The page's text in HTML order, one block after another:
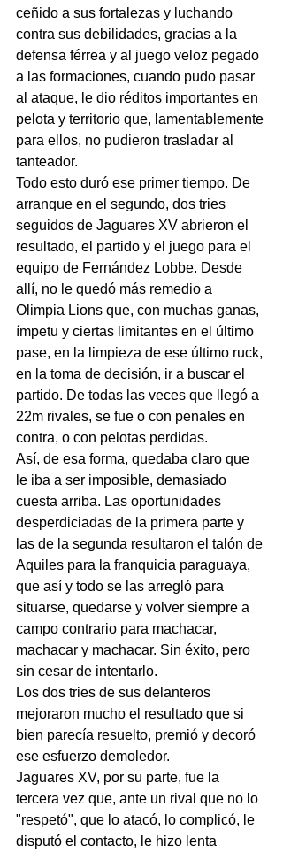
ceñido a sus fortalezas y luchando
contra sus debilidades, gracias a la
defensa férrea y al juego veloz pegado
a las formaciones, cuando pudo pasar
al ataque, le dio réditos importantes en
pelota y territorio que, lamentablemente
para ellos, no pudieron trasladar al
tanteador.
Todo esto duró ese primer tiempo. De
arranque en el segundo, dos tries
seguidos de Jaguares XV abrieron el
resultado, el partido y el juego para el
equipo de Fernández Lobbe. Desde
allí, no le quedó más remedio a
Olimpia Lions que, con muchas ganas,
ímpetu y ciertas limitantes en el último
pase, en la limpieza de ese último ruck,
en la toma de decisión, ir a buscar el
partido. De todas las veces que llegó a
22m rivales, se fue o con penales en
contra, o con pelotas perdidas.
Así, de esa forma, quedaba claro que
le iba a ser imposible, demasiado
cuesta arriba. Las oportunidades
desperdiciadas de la primera parte y
las de la segunda resultaron el talón de
Aquiles para la franquicia paraguaya,
que así y todo se las arregló para
situarse, quedarse y volver siempre a
campo contrario para machacar,
machacar y machacar. Sin éxito, pero
sin cesar de intentarlo.
Los dos tries de sus delanteros
mejoraron mucho el resultado que si
bien parecía resuelto, premió y decoró
ese esfuerzo demoledor.
Jaguares XV, por su parte, fue la
tercera vez que, ante un rival que no lo
"respetó", que lo atacó, lo complicó, le
disputó el contacto, le hizo lenta